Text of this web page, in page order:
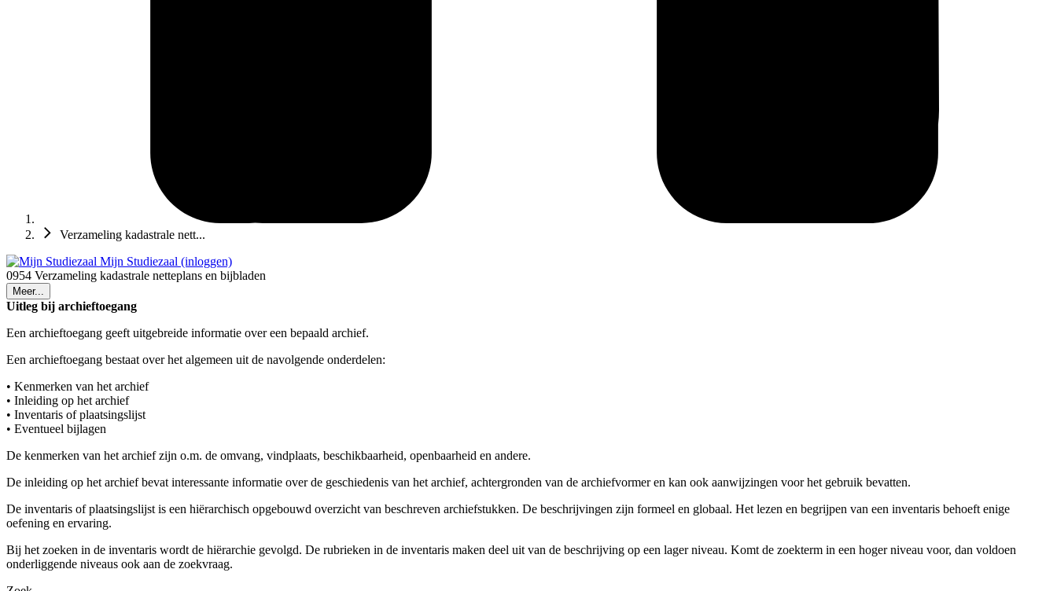
Verzameling kadastrale nett...
Mijn Studiezaal (inloggen)
0954 Verzameling kadastrale netteplans en bijbladen
Meer...
Uitleg bij archieftoegang
Een archieftoegang geeft uitgebreide informatie over een bepaald archief.
Een archieftoegang bestaat over het algemeen uit de navolgende onderdelen:
• Kenmerken van het archief
• Inleiding op het archief
• Inventaris of plaatsingslijst
• Eventueel bijlagen
De kenmerken van het archief zijn o.m. de omvang, vindplaats, beschikbaarheid, openbaarheid en andere.
De inleiding op het archief bevat interessante informatie over de geschiedenis van het archief, achtergronden van de archiefvormer en kan ook aanwijzingen voor het gebruik bevatten.
De inventaris of plaatsingslijst is een hiërarchisch opgebouwd overzicht van beschreven archiefstukken. De beschrijvingen zijn formeel en globaal. Het lezen en begrijpen van een inventaris behoeft enige
oefening en ervaring.
Bij het zoeken in de inventaris wordt de hiërarchie gevolgd. De rubrieken in de inventaris maken deel uit van de beschrijving op een lager niveau. Komt de zoekterm in een hoger niveau voor, dan voldoen
onderliggende niveaus ook aan de zoekvraag.